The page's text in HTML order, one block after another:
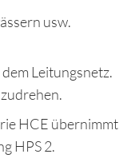
usw.
Leitungsnetz.
HCE übernimmt
HPS 2.